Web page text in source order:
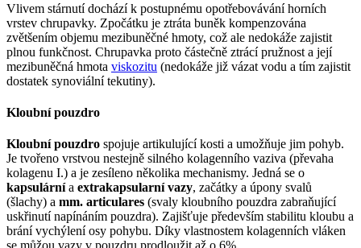
Vlivem stárnutí dochází k postupnému opotřebovávání horních
vrstev chrupavky. Zpočátku je ztráta buněk kompenzována
zvětšením objemu mezibuněčné hmoty, což ale nedokáže zajistit
plnou funkčnost. Chrupavka proto částečně ztrácí pružnost a její
mezibuněčná hmota viskozitu (nedokáže již vázat vodu a tím zajistit
dostatek synoviální tekutiny).
Kloubní pouzdro
Kloubní pouzdro spojuje artikulující kosti a umožňuje jim pohyb.
Je tvořeno vrstvou nestejně silného kolagenního vaziva (převaha
kolagenu I.) a je zesíleno několika mechanismy. Jedná se o
kapsulárnía extrakapsularní vazy, začátky a úpony svalů
(šlachy) a mm. articulares (svaly kloubního pouzdra zabraňující
uskřinutí napínáním pouzdra). Zajišťuje především stabilitu kloubu a
brání vychýlení osy pohybu. Díky vlastnostem kolagenních vláken